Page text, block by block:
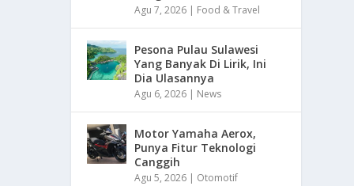
Agu 7, 2026 | Food & Travel
Pesona Pulau Sulawesi
Yang Banyak Di Lirik, Ini
Dia Ulasannya
Agu 6, 2026 | News
Motor Yamaha Aerox,
Punya Fitur Teknologi
Canggih
Agu 5, 2026 | Otomotif